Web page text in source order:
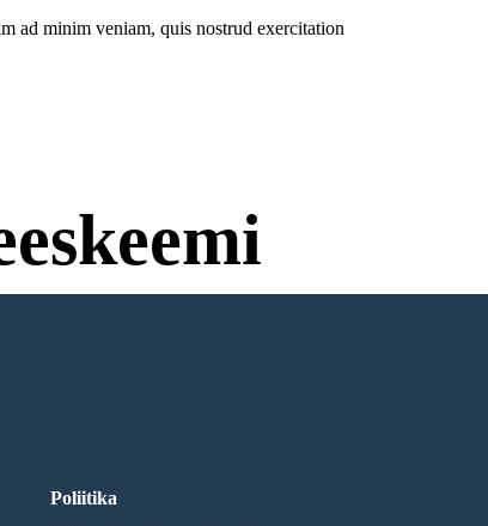
ad minim veniam, quis nostrud exercitation
Sisselogimist!
Poliitika